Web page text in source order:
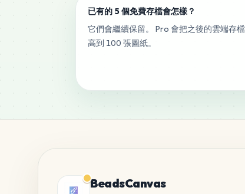
已有的 5 個免費存檔會怎樣？
它們會繼續保留。 Pro 會把之後的雲端存
高到 100 張圖紙。
BeadsCanvas